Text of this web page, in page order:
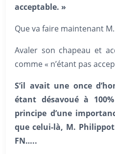
acceptable. »
Que va faire maintenant
Avaler son chapeau et
comme « n’étant pas
S’il avait une once
étant désavoué à
principe d’une
que celui-là, M.
FN…..